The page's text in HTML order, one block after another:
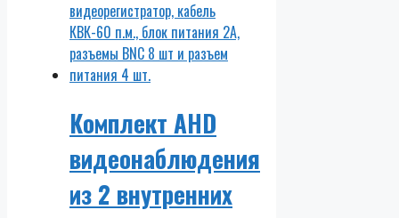
Комплект AHD
видеонаблюдения
из 2 внутренних